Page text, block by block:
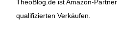
TheoBlog.de ist Amazon-
qualifizierten Verkäufen.